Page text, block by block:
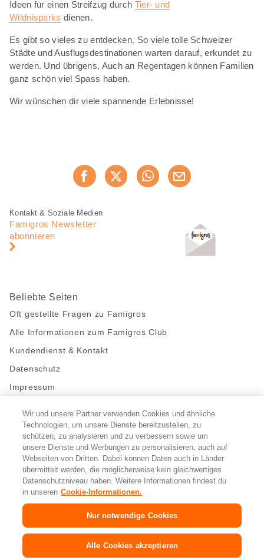
Ideen für einen Streifzug durch Tier- und
Wildnisparks dienen.
Es gibt so vieles zu entdecken. So viele tolle Schweizer
Städte und Ausflugsdestinationen warten darauf, erkundet zu
werden. Und übrigens, Auch an Regentagen können Familien
ganz schön viel Spass haben.
Wir wünschen dir viele spannende Erlebnisse!
Jetzt weiterempfehlen
Fusszeile
Fusszeile
Navigation
Kontakt & Soziale Medien
Famigros Newsletter
abonnieren
Beliebte Seiten
Oft gestellte Fragen zu Famigros
Alle Informationen zum Famigros Club
Kundendienst & Kontakt
Datenschutz
Impressum
Bleibe mit uns in Kontakt
Facebook
https://twitter.com/migros
https://www.youtube.com/user/
PinterestInstagram
Cookie-Einstellungen
© 2026 Migros-Genossenschafts-Bund
FR IT
Wir und unsere Partner verwenden Cookies und ähnliche
Technologien, um unsere Dienste bereitzustellen, zu
schützen, zu analysieren und zu verbessern sowie um
unsere Dienste und Werbungen zu personalisieren, auch auf
Webseiten von Dritten. Dabei können Daten auch in Länder
übermittelt werden, die möglicherweise kein gleichwertiges
Datenschutzniveau haben. Weitere Informationen findest du
in unseren Cookie-Informationen.
Nur notwendige Cookies
Alle Cookies akzeptieren